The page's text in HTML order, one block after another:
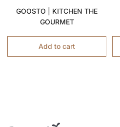
GOOSTO | KITCHEN THE
GOURMET
Add to cart